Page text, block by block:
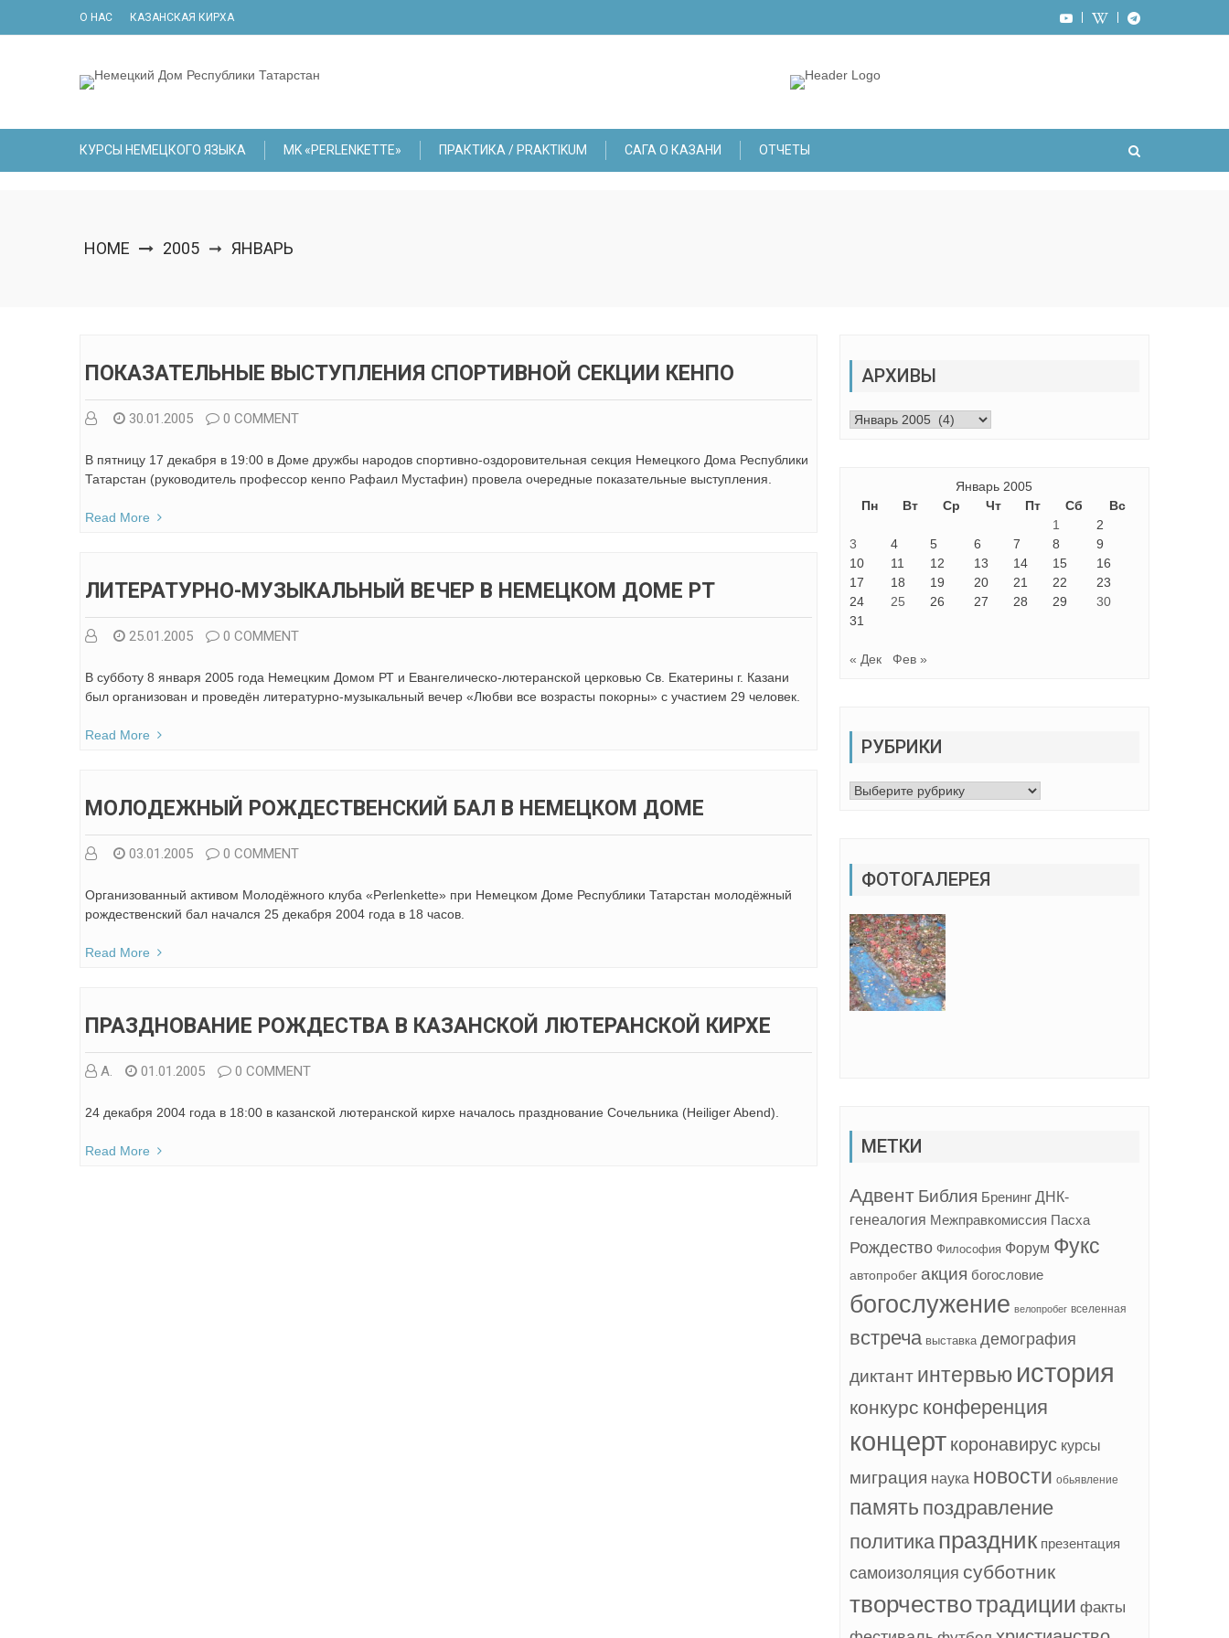
О НАС КАЗАНСКАЯ КИРХА
КУРСЫ НЕМЕЦКОГО ЯЗЫКА МK «PERLENKETTE» ПРАКТИКА / PRAKTIKUM САГА О КАЗАНИ ОТЧЕТЫ
HOME 2005 ➞ ЯНВАРЬ
ПОКАЗАТЕЛЬНЫЕ ВЫСТУПЛЕНИЯ СПОРТИВНОЙ СЕКЦИИ КЕНПО
30.01.2005 0 COMMENT
В пятницу 17 декабря в 19:00 в Доме дружбы народов спортивно-оздоровительная секция Немецкого Дома Республики
Татарстан (руководитель профессор кенпо Рафаил Мустафин) провела очередные показательные выступления.
Read More
ЛИТЕРАТУРНО-МУЗЫКАЛЬНЫЙ ВЕЧЕР В НЕМЕЦКОМ ДОМЕ РТ
25.01.2005 0 COMMENT
В субботу 8 января 2005 года Немецким Домом РТ и Евангелическо-лютеранской церковью Св. Екатерины г. Казани
был организован и проведён литературно-музыкальный вечер «Любви все возрасты покорны» с участием 29 человек.
Read More
МОЛОДЕЖНЫЙ РОЖДЕСТВЕНСКИЙ БАЛ В НЕМЕЦКОМ ДОМЕ
03.01.2005 0 COMMENT
Организованный активом Молодёжного клуба «Perlenkette» при Немецком Доме Республики Татарстан молодёжный
рождественский бал начался 25 декабря 2004 года в 18 часов.
Read More
ПРАЗДНОВАНИЕ РОЖДЕСТВА В КАЗАНСКОЙ ЛЮТЕРАНСКОЙ КИРХЕ
А. 01.01.2005 0 COMMENT
24 декабря 2004 года в 18:00 в казанской лютеранской кирхе началось празднование Сочельника (Heiliger Abend).
Read More
АРХИВЫ
Архивы
Январь 2005
Пн
Вт Ср Чт Пт Сб
Вс
1
2
3
4 5 6 7 8
9
10
11 12 13 14 15
16
17
18 19 20 21 22
23
24
25 26 27 28 29
30
31
« Дек Фев »
РУБРИКИ
Рубрики
ФОТОГАЛЕРЕЯ
МЕТКИ
Адвент Библия Бренинг ДНК-
генеалогия Межправкомиссия Пасха
Рождество Философия Форум Фукс
автопробег акция богословие
богослужение велопробег вселенная
встреча выставка демография
диктант интервью история
конкурс конференция
концерт коронавирус курсы
миграция наука новости обьявление
память поздравление
политика праздник презентация
самоизоляция субботник
творчествотрадиции факты